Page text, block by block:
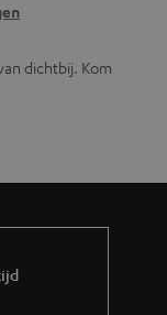
dichtbij. Kom